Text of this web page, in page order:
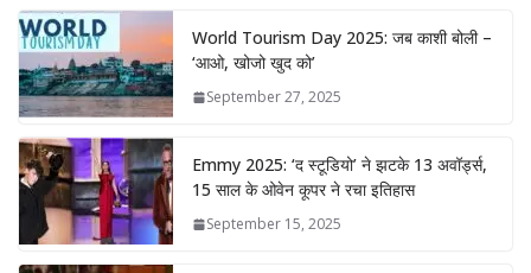
World Tourism Day 2025: जब काशी बोली –
‘आओ, खोजो खुद को’
September 27, 2025
Emmy 2025: ‘द स्टूडियो’ ने झटके 13 अवॉर्ड्स,
15 साल के ओवेन कूपर ने रचा इतिहास
September 15, 2025